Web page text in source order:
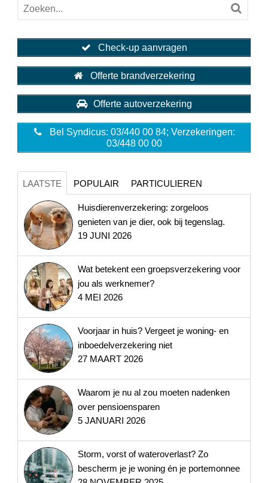
Check-up aanvragen
Offerte brandverzekering
Offerte autoverzekering
Bel Syndicus: 03/440 00 84; Verzekeringen:
03/448 00 00
LAATSTE POPULAIR PARTICULIEREN
Huisdierenverzekering: zorgeloos
genieten van je dier, ook bij tegenslag.
19 JUNI 2026
Wat betekent een groepsverzekering voor
jou als werknemer?
4 MEI 2026
Voorjaar in huis? Vergeet je woning- en
inboedelverzekering niet
27 MAART 2026
Waarom je nu al zou moeten nadenken
over pensioensparen
5 JANUARI 2026
Storm, vorst of wateroverlast? Zo
bescherm je je woning én je portemonnee